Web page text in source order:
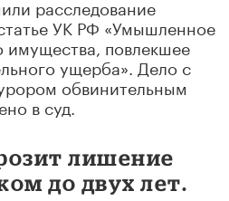
расследование
УК РФ «Умышленное
имущества, повлекшее
ущерба». Дело с
обвинительным
в суд.
лишение
до двух лет.